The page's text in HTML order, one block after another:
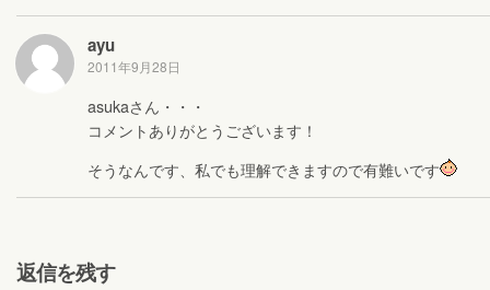
ayu
2011年9月28日
asukaさん・・・
コメントありがとうございます！
そうなんです、私でも理解できますので有難いです
返信を残す